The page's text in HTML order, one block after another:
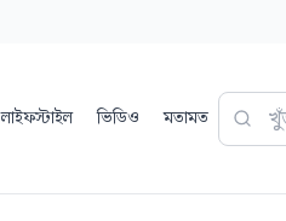
লাইফস্টাইল ভিডিও মতামত